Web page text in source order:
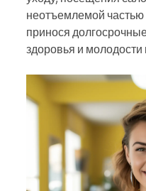
неотъемлемой
принося
здоровья и